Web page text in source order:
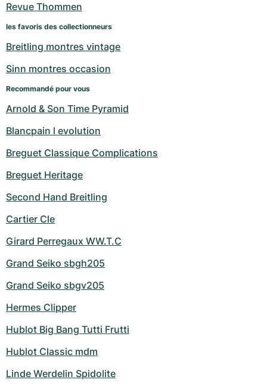
Revue Thommen
les favoris des collectionneurs
Breitling montres vintage
Sinn montres occasion
Recommandé pour vous
Arnold & Son Time Pyramid
Blancpain l evolution
Breguet Classique Complications
Breguet Heritage
Second Hand Breitling
Cartier Cle
Girard Perregaux WW.T.C
Grand Seiko sbgh205
Grand Seiko sbgv205
Hermes Clipper
Hublot Big Bang Tutti Frutti
Hublot Classic mdm
Linde Werdelin Spidolite